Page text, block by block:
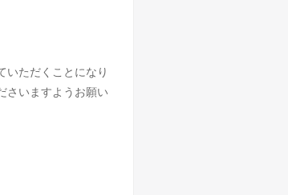
いただくことになり
さいますようお願い